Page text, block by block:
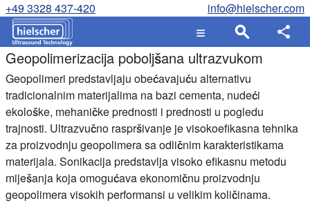
+49 3328 437-420 info@hielscher.com
Geopolimerizacija poboljšana ultrazvukom
Geopolimeri predstavljaju obećavajuću alternativu
tradicionalnim materijalima na bazi cementa, nudeći
ekološke, mehaničke prednosti i prednosti u pogledu
trajnosti. Ultrazvučno raspršivanje je visokoefikasna tehnika
za proizvodnju geopolimera sa odličnim karakteristikama
materijala. Sonikacija predstavlja visoko efikasnu metodu
miješanja koja omogućava ekonomičnu proizvodnju
geopolimera visokih performansi u velikim količinama.